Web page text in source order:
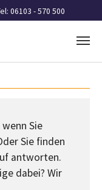
06103 - 570 500
Sie
Sie finden
antworten.
dabei? Wir